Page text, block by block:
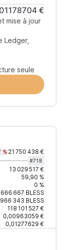
€
mise à jour
Ledger,
seule
% 21 750 438 €
#718
13 029 517 €
59,90 %
0 %
666 667 BLESS
343 BLESS
118 101 527 €
0,00963059 €
0,01277629 €